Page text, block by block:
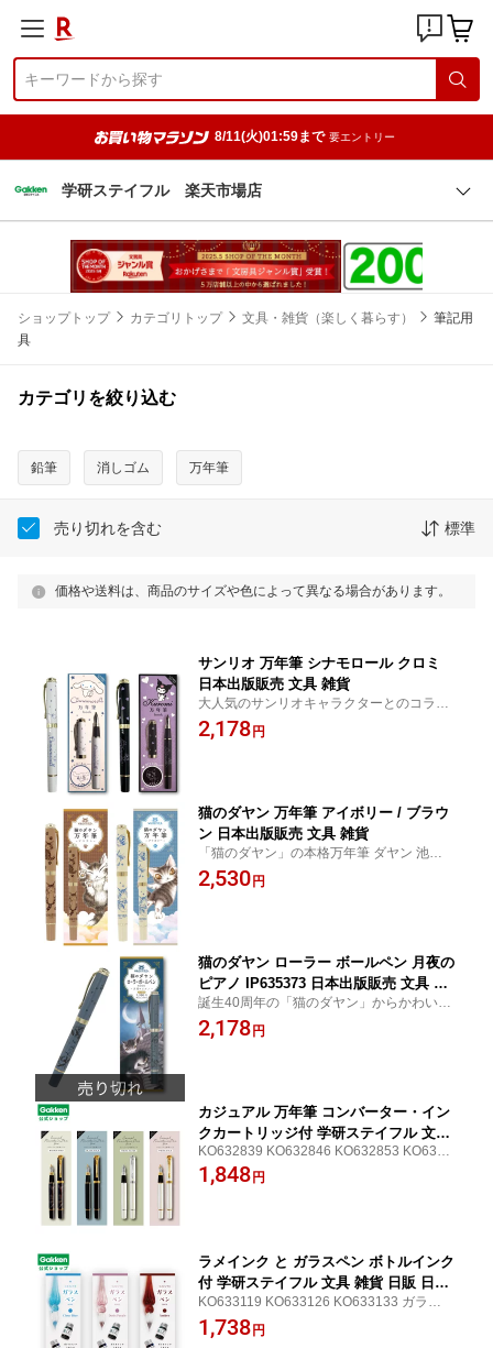
8/11(火)01:59まで 要エントリー
学研ステイフル 楽天市場店
ショップトップ カテゴリトップ 文具・雑貨（楽しく暮らす）
筆記用
具
カテゴリを絞り込む
鉛筆 消しゴム 万年筆
売り切れを含む 標準
価格や送料は、商品のサイズや色によって異なる場合があります。
サンリオ 万年筆 シナモロール クロミ
日本出版販売 文具 雑貨
大人気のサンリオキャラクターとのコラボ
万年筆！ 万年筆 サンリオ グッズ かわいい
文房具 筆記用具
2,178 円
猫のダヤン 万年筆 アイボリー / ブラウ
ン 日本出版販売 文具 雑貨
「猫のダヤン」の本格万年筆 ダヤン 池田あ
きこ 猫 ねこ 絵本 わちふぃーるど eHONTO
MO 文房具 筆記用具 ペン インクペン コン
2,530 円
猫のダヤン ローラー ボールペン 月夜の
ピアノ IP635373 日本出版販売 文具 雑
貨
誕生40周年の「猫のダヤン」からかわいい
筆記具が登場！ ボールペン ダヤン 猫 グッ
ズ かわいい 文具 文房具 雑貨 筆記用具
2,178 円
カジュアル 万年筆 コンバーター・イン
クカートリッジ付 学研ステイフル 文具
雑貨 日販 日本出版販売
KO632839 KO632846 KO632853 KO6328
60 手軽 おしゃれ BOOK ブック
1,848 円
ラメインク と ガラスペン ボトルインク
付 学研ステイフル 文具 雑貨 日販 日本
出版販売
KO633119 KO633126 KO633133 ガラス つ
けペン クリア 透明 手軽 おしゃれ BOOK ブ
ック
1,738 円